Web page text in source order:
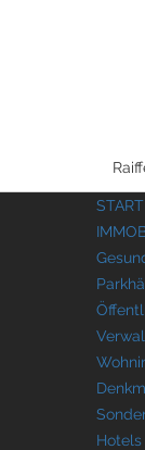
START
Hotels